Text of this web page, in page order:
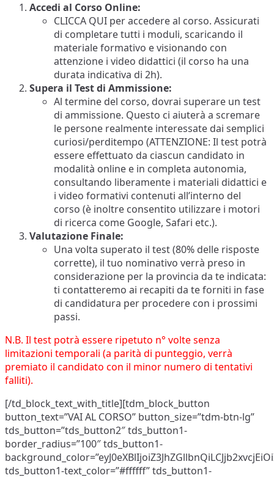
Accedi al Corso Online:
CLICCA QUI per accedere al corso. Assicurati
di completare tutti i moduli, scaricando il
materiale formativo e visionando con
attenzione i video didattici (il corso ha una
durata indicativa di 2h).
Supera il Test di Ammissione:
Al termine del corso, dovrai superare un test
di ammissione. Questo ci aiuterà a scremare
le persone realmente interessate dai semplici
curiosi/perditempo (ATTENZIONE: Il test potrà
essere effettuato da ciascun candidato in
modalità online e in completa autonomia,
consultando liberamente i materiali didattici e
i video formativi contenuti all’interno del
corso (è inoltre consentito utilizzare i motori
di ricerca come Google, Safari etc.).
Valutazione Finale:
Una volta superato il test (80% delle risposte
corrette), il tuo nominativo verrà preso in
considerazione per la provincia da te indicata:
ti contatteremo ai recapiti da te forniti in fase
di candidatura per procedere con i prossimi
passi.
N.B. Il test potrà essere ripetuto n° volte senza
limitazioni temporali (a parità di punteggio, verrà
premiato il candidato con il minor numero di tentativi
falliti).
[/td_block_text_with_title][tdm_block_button
button_text=”VAI AL CORSO” button_size=”tdm-btn-lg”
tds_button=”tds_button2″ tds_button1-
border_radius=”100″ tds_button1-
tds_button1-text_color=”#ffffff” tds_button1-